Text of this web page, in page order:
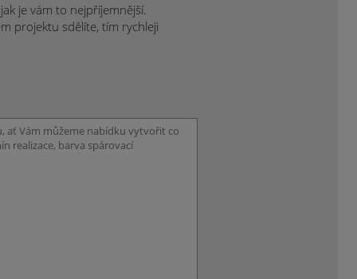
je vám to nejpříjemnější.
projektu sdělíte, tím rychleji